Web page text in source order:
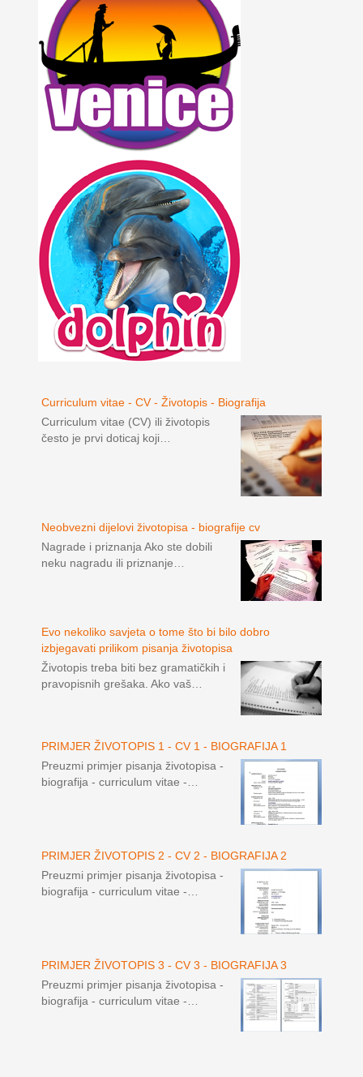
Curriculum vitae - CV - Životopis - Biografija
Curriculum vitae (CV) ili životopis
često je prvi doticaj koji…
Neobvezni dijelovi životopisa - biografije cv
Nagrade i priznanja Ako ste dobili
neku nagradu ili priznanje…
Evo nekoliko savjeta o tome što bi bilo dobro
izbjegavati prilikom pisanja životopisa
Životopis treba biti bez gramatičkih i
pravopisnih grešaka. Ako vaš…
PRIMJER ŽIVOTOPIS 1 - CV 1 - BIOGRAFIJA 1
Preuzmi primjer pisanja životopisa -
biografija - curriculum vitae -…
PRIMJER ŽIVOTOPIS 2 - CV 2 - BIOGRAFIJA 2
Preuzmi primjer pisanja životopisa -
biografija - curriculum vitae -…
PRIMJER ŽIVOTOPIS 3 - CV 3 - BIOGRAFIJA 3
Preuzmi primjer pisanja životopisa -
biografija - curriculum vitae -…